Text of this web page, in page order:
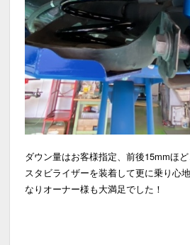
ダウン量はお客様指定、前後15mmほ
スタビライザーを装着して更に乗り心
なりオーナー様も大満足でした！